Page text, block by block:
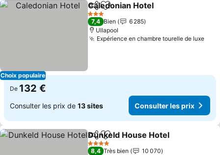
Choix populaire
PartagerAjouter à mes favoris
Caledonian Hotel
3 Étoiles
7,4 Bien
6 285
Ullapool
Expérience en chambre tourelle de luxe
De 132 €
Consulter les prix de 13 sites Consulter les prix
PartagerAjouter à mes favoris
Dunkeld House Hotel
4 Étoiles
8,4 Très bien
10 070